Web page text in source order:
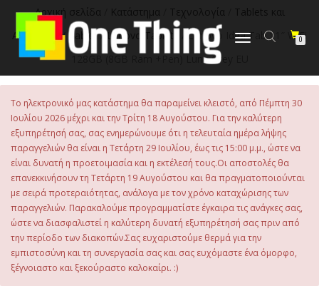
περιεχόμενο
Εναλλαγή
0
Αρχική σελίδα Κατάστημα Τεχνολογία
Tablets και
Αξεσουάρ
/Tablet/Lenovo Tablets
/ Lenovo Idea Tab 11″ WiFi
128GB (8GB Ram +Pen) Luna Grey EU
Το ηλεκτρονικό μας κατάστημα θα παραμείνει κλειστό, από Πέμπτη 30
Ιουλίου 2026 μέχρι και την Τρίτη 18 Αυγούστου. Για την καλύτερη
εξυπηρέτησή σας, σας ενημερώνουμε ότι η τελευταία ημέρα λήψης
παραγγελιών θα είναι η Τετάρτη 29 Ιουλίου, έως τις 15:00 μ.μ., ώστε να
είναι δυνατή η προετοιμασία και η εκτέλεσή τους.Οι αποστολές θα
επανεκκινήσουν τη Τετάρτη 19 Αυγούστου και θα πραγματοποιούνται
με σειρά προτεραιότητας, ανάλογα με τον χρόνο καταχώρισης των
παραγγελιών. Παρακαλούμε προγραμματίστε έγκαιρα τις ανάγκες σας,
ώστε να διασφαλιστεί η καλύτερη δυνατή εξυπηρέτησή σας πριν από
την περίοδο των διακοπών.Σας ευχαριστούμε θερμά για την
εμπιστοσύνη και τη συνεργασία σας και σας ευχόμαστε ένα όμορφο,
ξέγνοιαστο και ξεκούραστο καλοκαίρι. :)